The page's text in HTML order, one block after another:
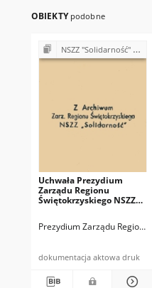
OBIEKTY podobne
NSZZ "Solidarność" w Wojewódzkim Przedsiębiorstwie Turystycznym "Łysogóry" w Kielcach
Uchwała Prezydium
Zarządu Regionu
Świętokrzyskiego NSZZ
dniu 1 maja br. Ireneusza
Prezydium Zarządu Regionu
dokumentacja aktowa druk